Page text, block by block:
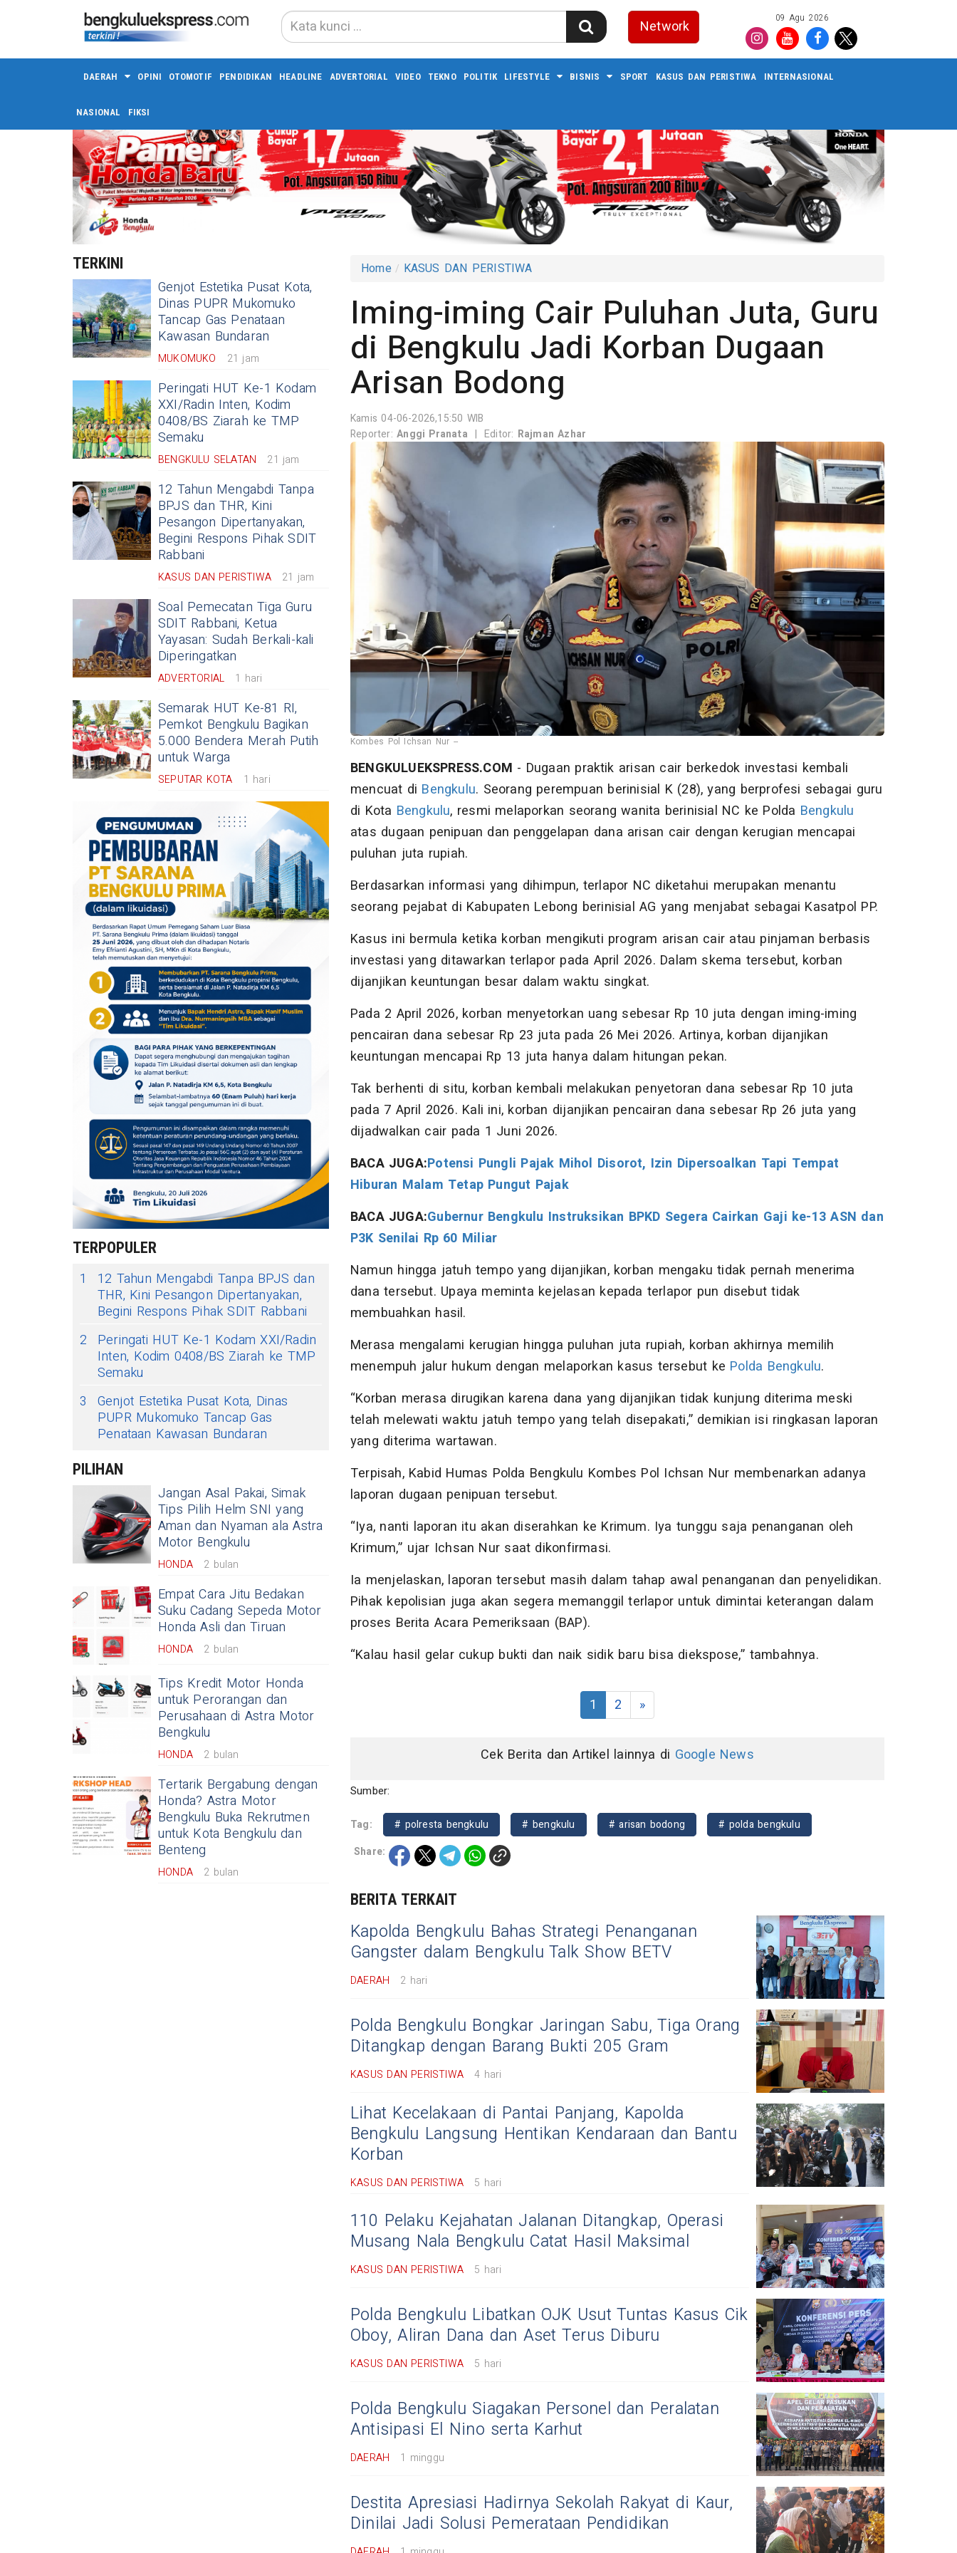
Network 09 Agu 2026
DAERAH OPINI OTOMOTIF PENDIDIKAN HEADLINE ADVERTORIAL VIDEO TEKNO POLITIK LIFESTYLE BISNIS SPORT KASUS DAN PERISTIWA INTERNASIONAL
NASIONAL FIKSI
TERKINI
Genjot Estetika Pusat Kota,
Dinas PUPR Mukomuko
Tancap Gas Penataan
Kawasan Bundaran
MUKOMUKO 21 jam
Peringati HUT Ke-1 Kodam
XXI/Radin Inten, Kodim
0408/BS Ziarah ke TMP
Semaku
BENGKULU SELATAN 21 jam
12 Tahun Mengabdi Tanpa
BPJS dan THR, Kini
Pesangon Dipertanyakan,
Begini Respons Pihak SDIT
Rabbani
KASUS DAN PERISTIWA 21 jam
Soal Pemecatan Tiga Guru
SDIT Rabbani, Ketua
Yayasan: Sudah Berkali-kali
Diperingatkan
ADVERTORIAL 1 hari
Semarak HUT Ke-81 RI,
Pemkot Bengkulu Bagikan
5.000 Bendera Merah Putih
untuk Warga
SEPUTAR KOTA 1 hari
TERPOPULER
1
12 Tahun Mengabdi Tanpa BPJS dan
THR, Kini Pesangon Dipertanyakan,
Begini Respons Pihak SDIT Rabbani
2
Peringati HUT Ke-1 Kodam XXI/Radin
Inten, Kodim 0408/BS Ziarah ke TMP
Semaku
3
Genjot Estetika Pusat Kota, Dinas
PUPR Mukomuko Tancap Gas
Penataan Kawasan Bundaran
PILIHAN
Jangan Asal Pakai, Simak
Tips Pilih Helm SNI yang
Aman dan Nyaman ala Astra
Motor Bengkulu
HONDA 2 bulan
Empat Cara Jitu Bedakan
Suku Cadang Sepeda Motor
Honda Asli dan Tiruan
HONDA 2 bulan
Tips Kredit Motor Honda
untuk Perorangan dan
Perusahaan di Astra Motor
Bengkulu
HONDA 2 bulan
Tertarik Bergabung dengan
Honda? Astra Motor
Bengkulu Buka Rekrutmen
untuk Kota Bengkulu dan
Benteng
HONDA 2 bulan
Home KASUS DAN PERISTIWA
Iming-iming Cair Puluhan Juta, Guru
di Bengkulu Jadi Korban Dugaan
Arisan Bodong
Kamis 04-06-2026,15:50 WIB
Reporter:Anggi Pranata | Editor: Rajman Azhar
Kombes Pol Ichsan Nur --
BENGKULUEKSPRESS.COM - Dugaan praktik arisan cair berkedok investasi kembali
mencuat di Bengkulu. Seorang perempuan berinisial K (28), yang berprofesi sebagai guru
di Kota Bengkulu, resmi melaporkan seorang wanita berinisial NC ke Polda Bengkulu
atas dugaan penipuan dan penggelapan dana arisan cair dengan kerugian mencapai
puluhan juta rupiah.
Berdasarkan informasi yang dihimpun, terlapor NC diketahui merupakan menantu
seorang pejabat di Kabupaten Lebong berinisial AG yang menjabat sebagai Kasatpol PP.
Kasus ini bermula ketika korban mengikuti program arisan cair atau pinjaman berbasis
investasi yang ditawarkan terlapor pada April 2026. Dalam skema tersebut, korban
dijanjikan keuntungan besar dalam waktu singkat.
Pada 2 April 2026, korban menyetorkan uang sebesar Rp 10 juta dengan iming-iming
pencairan dana sebesar Rp 23 juta pada 26 Mei 2026. Artinya, korban dijanjikan
keuntungan mencapai Rp 13 juta hanya dalam hitungan pekan.
Tak berhenti di situ, korban kembali melakukan penyetoran dana sebesar Rp 10 juta
pada 7 April 2026. Kali ini, korban dijanjikan pencairan dana sebesar Rp 26 juta yang
dijadwalkan cair pada 1 Juni 2026.
BACA JUGA:Potensi Pungli Pajak Mihol Disorot, Izin Dipersoalkan Tapi Tempat
Hiburan Malam Tetap Pungut Pajak
BACA JUGA:Gubernur Bengkulu Instruksikan BPKD Segera Cairkan Gaji ke-13 ASN dan
P3K Senilai Rp 60 Miliar
Namun hingga jatuh tempo yang dijanjikan, korban mengaku tidak pernah menerima
dana tersebut. Upaya meminta kejelasan kepada terlapor pun disebut tidak
membuahkan hasil.
Merasa mengalami kerugian hingga puluhan juta rupiah, korban akhirnya memilih
menempuh jalur hukum dengan melaporkan kasus tersebut ke Polda Bengkulu.
“Korban merasa dirugikan karena dana yang dijanjikan tidak kunjung diterima meski
telah melewati waktu jatuh tempo yang telah disepakati,” demikian isi ringkasan laporan
yang diterima wartawan.
Terpisah, Kabid Humas Polda Bengkulu Kombes Pol Ichsan Nur membenarkan adanya
laporan dugaan penipuan tersebut.
“Iya, nanti laporan itu akan diserahkan ke Krimum. Iya tunggu saja penanganan oleh
Krimum,” ujar Ichsan Nur saat dikonfirmasi.
Ia menjelaskan, laporan tersebut masih dalam tahap awal penanganan dan penyelidikan.
Pihak kepolisian juga akan segera memanggil terlapor untuk dimintai keterangan dalam
proses Berita Acara Pemeriksaan (BAP).
“Kalau hasil gelar cukup bukti dan naik sidik baru bisa diekspose,” tambahnya.
1 2 »
Cek Berita dan Artikel lainnya di Google News
Sumber:
Tag: # polresta bengkulu # bengkulu # arisan bodong
# polda bengkulu
Share:
BERITA TERKAIT
Kapolda Bengkulu Bahas Strategi Penanganan
Gangster dalam Bengkulu Talk Show BETV
DAERAH 2 hari
Polda Bengkulu Bongkar Jaringan Sabu, Tiga Orang
Ditangkap dengan Barang Bukti 205 Gram
KASUS DAN PERISTIWA 4 hari
Lihat Kecelakaan di Pantai Panjang, Kapolda
Bengkulu Langsung Hentikan Kendaraan dan Bantu
Korban
KASUS DAN PERISTIWA 5 hari
110 Pelaku Kejahatan Jalanan Ditangkap, Operasi
Musang Nala Bengkulu Catat Hasil Maksimal
KASUS DAN PERISTIWA 5 hari
Polda Bengkulu Libatkan OJK Usut Tuntas Kasus Cik
Oboy, Aliran Dana dan Aset Terus Diburu
KASUS DAN PERISTIWA 5 hari
Polda Bengkulu Siagakan Personel dan Peralatan
Antisipasi El Nino serta Karhut
DAERAH 1 minggu
Destita Apresiasi Hadirnya Sekolah Rakyat di Kaur,
Dinilai Jadi Solusi Pemerataan Pendidikan